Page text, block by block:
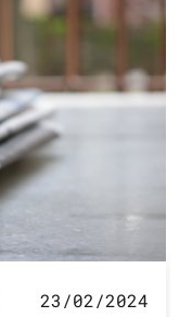
23/02/2024